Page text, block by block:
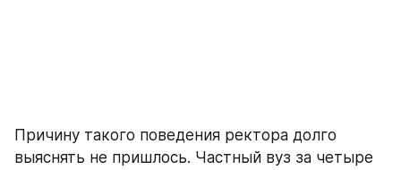
Причину такого поведения ректора долго
выяснять не пришлось. Частный вуз за четыре